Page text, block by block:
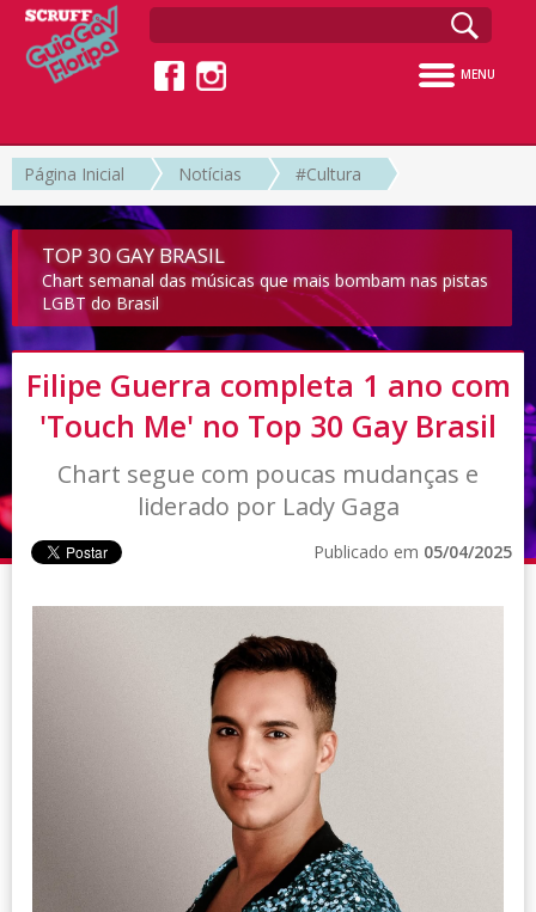
MENU
Página Inicial Notícias #Cultura
TOP 30 GAY BRASIL
Chart semanal das músicas que mais bombam nas pistas
LGBT do Brasil
Filipe Guerra completa 1 ano com
'Touch Me' no Top 30 Gay Brasil
Chart segue com poucas mudanças e
liderado por Lady Gaga
Publicado em 05/04/2025